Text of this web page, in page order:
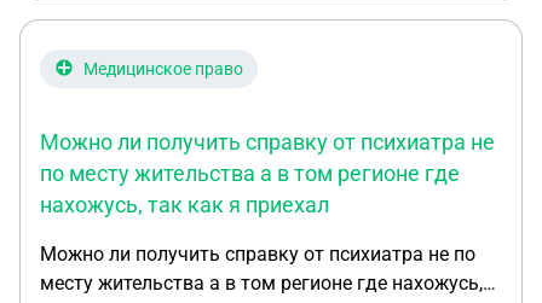
Медицинское право
Можно ли получить справку от психиатра не
по месту жительства а в том регионе где
нахожусь, так как я приехал
Можно ли получить справку от психиатра не по
месту жительства а в том регионе где нахожусь,